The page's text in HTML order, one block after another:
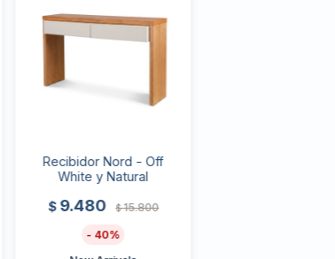
Recibidor Nord - Off
White y Natural
$ 9.480 $ 15.800
40